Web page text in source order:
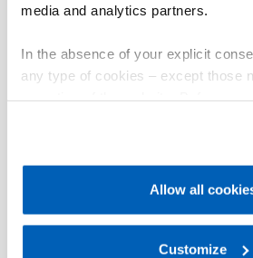
media and analytics partners.
In the absence of your explicit
any type of cookies – except those
policy.
regarding processing of personal
Gefran - Privacy Policy.
Allow all
Customize